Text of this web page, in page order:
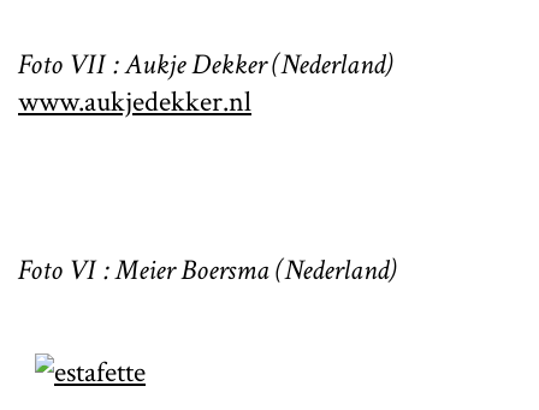
Foto VII : Aukje Dekker (Nederland)
www.aukjedekker.nl
Foto VI : Meier Boersma (Nederland)